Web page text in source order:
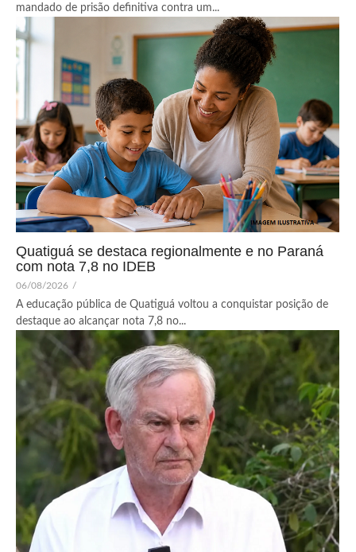
mandado de prisão definitiva contra um...
Quatiguá se destaca regionalmente e no Paraná
com nota 7,8 no IDEB
06/08/2026 /
A educação pública de Quatiguá voltou a conquistar posição de
destaque ao alcançar nota 7,8 no...